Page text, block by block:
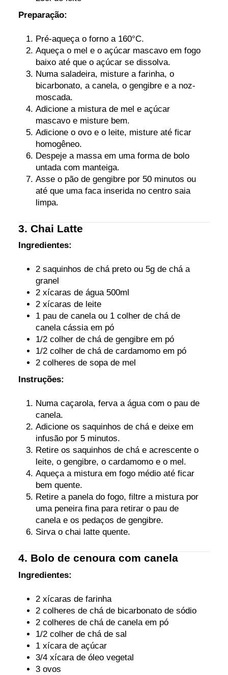
Preparação:
Pré-aqueça o forno a 160°C.
Aqueça o mel e o açúcar mascavo em fogo
baixo até que o açúcar se dissolva.
Numa saladeira, misture a farinha, o
bicarbonato, a canela, o gengibre e a noz-
moscada.
Adicione a mistura de mel e açúcar
mascavo e misture bem.
Adicione o ovo e o leite, misture até ficar
homogêneo.
Despeje a massa em uma forma de bolo
untada com manteiga.
Asse o pão de gengibre por 50 minutos ou
até que uma faca inserida no centro saia
limpa.
3. Chai Latte
Ingredientes:
2 saquinhos de chá preto ou 5g de chá a
granel
2 xícaras de água 500ml
2 xícaras de leite
1 pau de canela ou 1 colher de chá de
canela cássia em pó
1/2 colher de chá de gengibre em pó
1/2 colher de chá de cardamomo em pó
2 colheres de sopa de mel
Instruções:
Numa caçarola, ferva a água com o pau de
canela.
Adicione os saquinhos de chá e deixe em
infusão por 5 minutos.
Retire os saquinhos de chá e acrescente o
leite, o gengibre, o cardamomo e o mel.
Aqueça a mistura em fogo médio até ficar
bem quente.
Retire a panela do fogo, filtre a mistura por
uma peneira fina para retirar o pau de
canela e os pedaços de gengibre.
Sirva o chai latte quente.
4. Bolo de cenoura com canela
Ingredientes:
2 xícaras de farinha
2 colheres de chá de bicarbonato de sódio
2 colheres de chá de canela em pó
1/2 colher de chá de sal
1 xícara de açúcar
3/4 xícara de óleo vegetal
3 ovos